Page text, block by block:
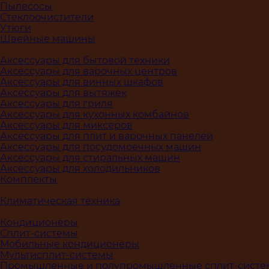
Пылесосы
Стеклоочистители
Утюги
Швейные машины
Аксессуары для бытовой техники
Аксессуары для варочных центров
Аксессуары для винных шкафов
Аксессуары для вытяжек
Аксессуары для гриля
Аксессуары для кухонных комбайнов
Аксессуары для миксеров
Аксессуары для плит и варочных панелей
Аксессуары для посудомоечных машин
Аксессуары для стиральных машин
Аксессуары для холодильников
Комплекты
Климатическая техника
Кондиционеры
Сплит-системы
Мобильные кондиционеры
Мультисплит-системы
Промышленные и полупромышленные сплит-